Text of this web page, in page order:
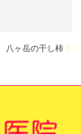
八ヶ岳の干し柿